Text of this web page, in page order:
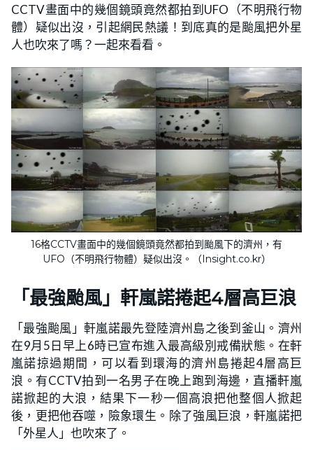
CCTV畫面中的幾個鏡頭竟然都拍到UFO（不明飛行物
體）疑似出沒，引起網民熱議！到底真的是颱風把外星
人也吹來了嗎？一起來看看。
16格CCTV畫面中的幾個鏡頭竟然都拍到颱風下的濟州，有
UFO（不明飛行物體）疑似出沒。（Insight.co.kr）
「最強颱風」軒嵐諾捲起4層高巨浪
「最強颱風」軒嵐諾最先登陸濟州島之後到釜山。濟州
在9月5日早上6時已宣布進入最高級別戒備狀態。在軒
嵐諾掠過期間，可以看到環海的濟州島捲起4層高巨
浪。有CCTV拍到一名男子在晚上跑到海邊，直播軒嵐
諾掀起的大浪，結果下一秒一個高浪把他整個人掀起
後，更把他吞噬，險象環生。除了強風巨浪，軒嵐諾把
「外星人」也吹來了。